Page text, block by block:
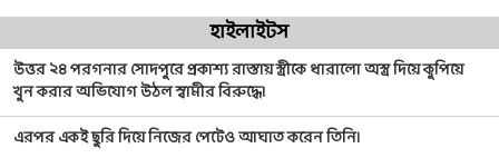
হাইলাইটস
উত্তর ২৪ পরগনার সোদপুরে প্রকাশ্য রাস্তায় স্ত্রীকে ধারালো অস্ত্র দিয়ে কুপিয়ে
খুন করার অভিযোগ উঠল স্বামীর বিরুদ্ধে।
এরপর একই ছুরি দিয়ে নিজের পেটেও আঘাত করেন তিনি।